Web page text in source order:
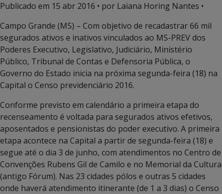
Publicado em 15 abr 2016 • por Laiana Horing Nantes •
Campo Grande (MS) – Com objetivo de recadastrar 66 mil
segurados ativos e inativos vinculados ao MS-PREV dos
Poderes Executivo, Legislativo, Judiciário, Ministério
Público, Tribunal de Contas e Defensoria Pública, o
Governo do Estado inicia na próxima segunda-feira (18) na
Capital o Censo previdenciário 2016.
Conforme previsto em calendário a primeira etapa do
recenseamento é voltada para segurados ativos efetivos,
aposentados e pensionistas do poder executivo. A primeira
etapa acontece na Capital a partir de segunda-feira (18) e
segue até o dia 3 de junho, com atendimentos no Centro de
Convenções Rubens Gil de Camilo e no Memorial da Cultura
(antigo Fórum). Nas 23 cidades pólos e outras 5 cidades
onde haverá atendimento itinerante (de 1 a 3 dias) o Censo